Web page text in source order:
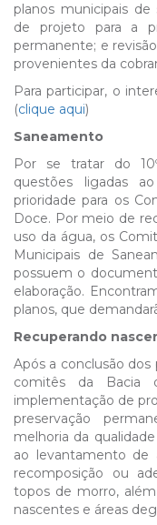
planos municipais
de projeto para a
permanente; e
provenientes da
Para participar, o
(clique aqui)
Saneamento
Por se tratar do
questões ligadas
prioridade para os
Doce. Por meio de
uso da água, os
Municipais de
possuem o
elaboração.
planos, que
Recuperando
Após a conclusão
comitês da
implementação de
preservação
melhoria da
ao levantamento de
recomposição ou
topos de morro,
nascentes e áreas